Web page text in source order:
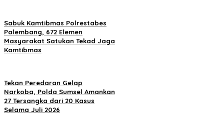
Sabuk Kamtibmas Polrestabes
Palembang, 672 Elemen
Masyarakat Satukan Tekad Jaga
Kamtibmas
Tekan Peredaran Gelap
Narkoba, Polda Sumsel Amankan
27 Tersangka dari 20 Kasus
Selama Juli 2026